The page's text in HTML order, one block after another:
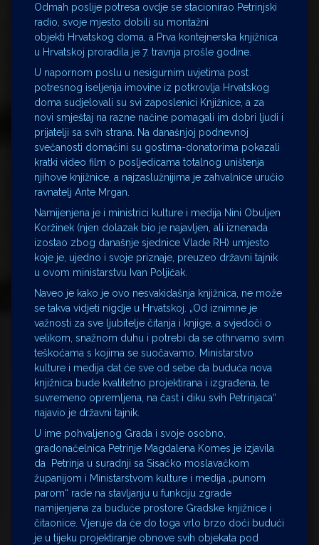
Odmah poslije potresa ovdje se stacionirao Petrinjski
radio, svoje mjesto dobili su montažni
objekti Hrvatskog doma, a Prva kontejnerska knjižnica
u Hrvatskoj proradila je 7. travnja prošle godine.
U napornom poslu u nesigurnim uvjetima post
potresnog iseljenja imovine iz potkrovlja Hrvatskog
doma sudjelovali su svi zaposlenici Knjižnice, a za
novi smještaj na razne načine pomagali im dobri ljudi i
prijatelji sa svih strana. Na današnjoj podnevnoj
svečanosti domaćini su gostima-donatorima pokazali
kratki video film o posljedicama totalnog uništenja
njihove knjižnice, a najzaslužnijima je zahvalnice uručio
ravnatelj Ante Mrgan.
Namijenjena je i ministrici kulture i medija Nini Obuljen
Koržinek (njen dolazak bio je najavljen, ali iznenada
izostao zbog današnje sjednice Vlade RH) umjesto
koje je, ujedno i svoje priznaje, preuzeo državni tajnik
u ovom ministarstvu Ivan Poljičak.
Naveo je kako je ovo nesvakidašnja knjižnica, ne može
se takva vidjeti nigdje u Hrvatskoj. „Od iznimne je
važnosti za sve ljubitelje čitanja i knjige, a svjedoči o
velikom, snažnom duhu i potrebi da se othrvamo svim
teškoćama s kojima se suočavamo. Ministarstvo
kulture i medija dat će sve od sebe da buduća nova
knjižnica bude kvalitetno projektirana i izgrađena, te
suvremeno opremljena, na čast i diku svih Petrinjaca“
najavio je državni tajnik.
U ime pohvaljenog Grada i svoje osobno,
gradonačelnica Petrinje Magdalena Komes je izjavila
da Petrinja u suradnji sa Sisačko moslavačkom
županijom i Ministarstvom kulture i medija „punom
parom“ rade na stavljanju u funkciju zgrade
namijenjena za buduće prostore Gradske knjižnice i
čitaonice. Vjeruje da će do toga vrlo brzo doći budući
je u tijeku projektiranje obnove svih objekata pod